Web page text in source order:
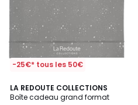
-25€* tous les 50€
LA REDOUTE COLLECTIONS
Boîte cadeau grand format
4,4
/ 5